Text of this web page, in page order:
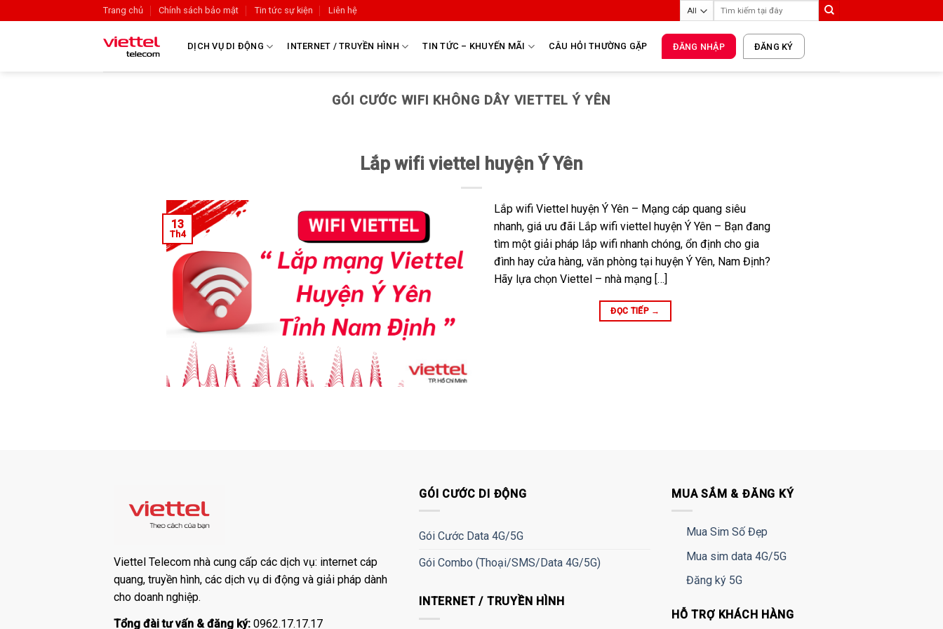
Trang chủ Chính sách bảo mật Tin tức sự kiện Liên hệ
DỊCH VỤ DI ĐỘNG INTERNET / TRUYỀN HÌNH TIN TỨC – KHUYẾN MÃI CÂU HỎI THƯỜNG GẶP ĐĂNG NHẬP ĐĂNG KÝ
GÓI CƯỚC WIFI KHÔNG DÂY VIETTEL Ý YÊN
Lắp wifi viettel huyện Ý Yên
13
Th4
Lắp wifi Viettel huyện Ý Yên – Mạng cáp quang siêu
nhanh, giá ưu đãi Lắp wifi viettel huyện Ý Yên – Bạn đang
tìm một giải pháp lắp wifi nhanh chóng, ổn định cho gia
đình hay cửa hàng, văn phòng tại huyện Ý Yên, Nam Định?
Hãy lựa chọn Viettel – nhà mạng […]
ĐỌC TIẾP →
Viettel Telecom nhà cung cấp các dịch vụ: internet cáp
quang, truyền hình, các dịch vụ di động và giải pháp dành
cho doanh nghiệp.
Tổng đài tư vấn & đăng ký: 0962.17.17.17
GÓI CƯỚC DI ĐỘNG
Gói Cước Data 4G/5G
Gói Combo (Thoại/SMS/Data 4G/5G)
INTERNET / TRUYỀN HÌNH
MUA SẮM & ĐĂNG KÝ
Mua Sim Số Đẹp
Mua sim data 4G/5G
Đăng ký 5G
HỖ TRỢ KHÁCH HÀNG